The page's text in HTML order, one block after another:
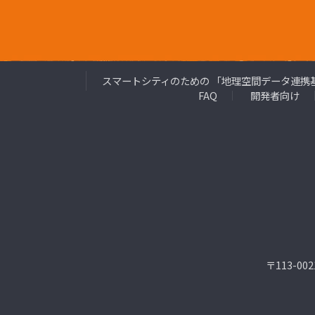
スマートシティのための 「地理空間データ連携
FAQ
開発者向け
〒113-